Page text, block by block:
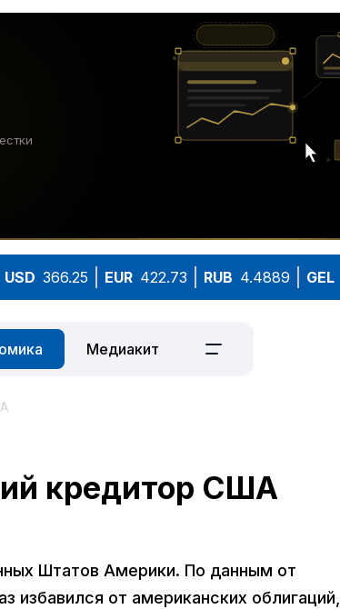
USD 366.25 EUR 422.73 RUB 4.4889 GEL
Медиакит
кредитор США
Штатов Америки. По данным от
избавился от американских облигаций,